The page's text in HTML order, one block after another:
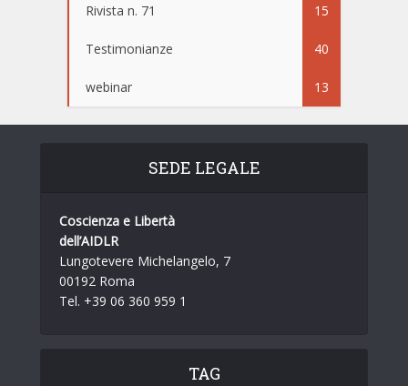
Rivista n. 71 15
Testimonianze 40
webinar 13
SEDE LEGALE
Coscienza e Libertà
dell’AIDLR
Lungotevere Michelangelo, 7
00192 Roma
Tel. +39 06 360 959 1
TAG